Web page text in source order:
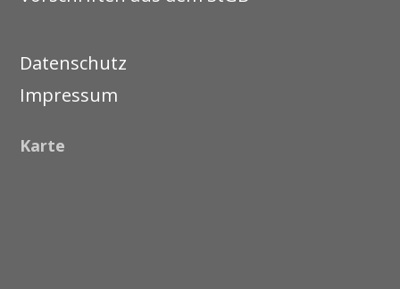
Datenschutz
Impressum
Karte